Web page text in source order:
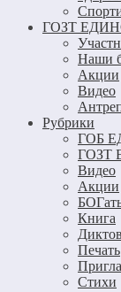
ГОЗТ
Наши
Акции
Видео
Рубрики
ГОБ
ГОЗТ
Видео
Акции
Книга
Печать
Стихи